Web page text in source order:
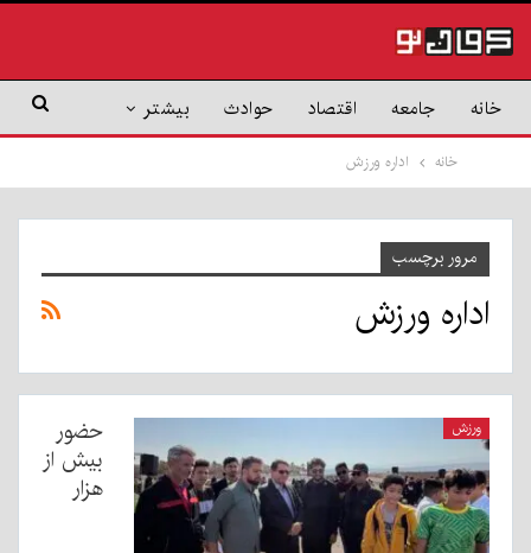
خانه جامعه اقتصاد حوادث بیشتر
خانه اداره ورزش
مرور برچسب
اداره ورزش
ورزش
حضور
بیش از
هزار